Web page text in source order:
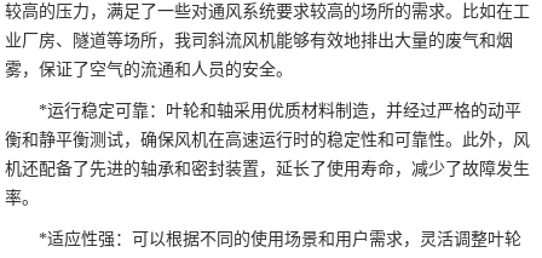
较高的压力，满足了一些对通风系统要求较高的场所的需求。比如在工
业厂房、隧道等场所，我司斜流风机能够有效地排出大量的废气和烟
雾，保证了空气的流通和人员的安全。
*运行稳定可靠：叶轮和轴采用优质材料制造，并经过严格的动平
衡和静平衡测试，确保风机在高速运行时的稳定性和可靠性。此外，风
机还配备了先进的轴承和密封装置，延长了使用寿命，减少了故障发生
率。
*适应性强：可以根据不同的使用场景和用户需求，灵活调整叶轮